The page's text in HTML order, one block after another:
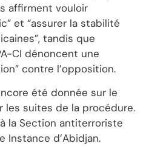
affirment vouloir
et “assurer la stabilité
tandis que
CI dénoncent une
contre l’opposition.
été donnée sur le
les suites de la procédure.
la Section antiterroriste
Instance d’Abidjan.